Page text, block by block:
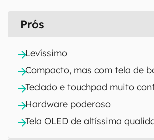
Prós
Levíssimo
Compacto, mas com tela de
Teclado e touchpad muito
Hardware poderoso
Tela OLED de altíssima